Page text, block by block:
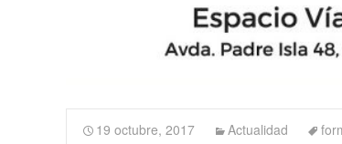
19 octubre, 2017 Actualidad